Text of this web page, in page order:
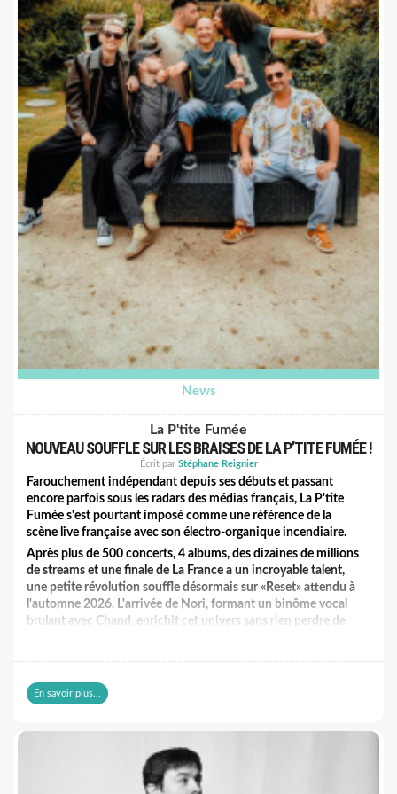
Eurockéennes de Belfort, Europavox, Biches Festival ou
Musicalarue.
Révélation rock 2025-2026 (Inouïs du Printemps de Bourges,
FAIR, Bars en Trans), copycat confirme avec ce nouveau single
son habileté à transformer la détresse en énergie pure et
rendre le chaos sexy.
Le titre est à découvrir ici.
News
La P'tite Fumée
NOUVEAU SOUFFLE SUR LES BRAISES DE LA P’TITE FUMÉE !
Écrit par Stéphane Reignier
Farouchement indépendant depuis ses débuts et passant
encore parfois sous les radars des médias français, La P'tite
Fumée s'est pourtant imposé comme une référence de la
scène live française avec son électro-organique incendiaire.
Après plus de 500 concerts, 4 albums, des dizaines de millions
de streams et une finale de La France a un incroyable talent,
une petite révolution souffle désormais sur «Reset» attendu à
l'automne 2026. L'arrivée de Nori, formant un binôme vocal
brulant avec Chand, enrichit cet univers sans rien perdre de
Après trois premiers extraits explosifs, La P'tite Fumée
l'album RESET à paraître en octobre 2026. Le tout premier
A découvrir à travers ce
lien.
En savoir plus...